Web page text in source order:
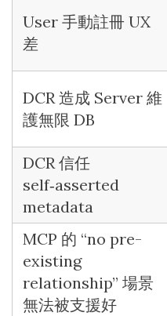
User 手動註冊 UX
差
DCR 造成 Server 維
護無限 DB
DCR 信任
self‑asserted
metadata
MCP 的 “no pre-
existing
relationship” 場景
無法被支援好